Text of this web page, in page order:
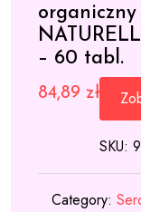
– 60 tabl.
84,89 zł
SKU:
Category: